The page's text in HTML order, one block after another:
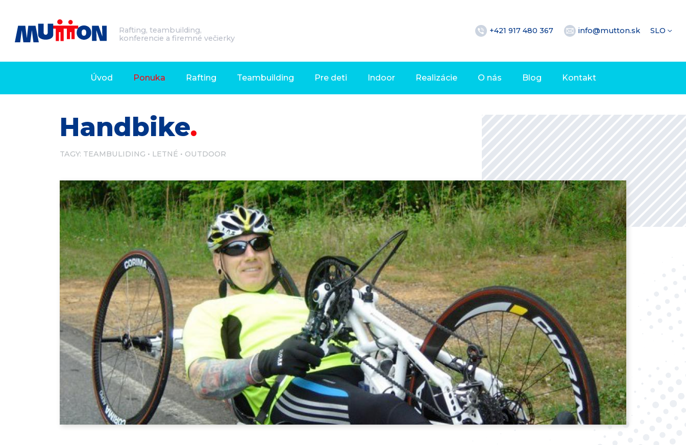
Rafting, teambuilding,
konferencie a firemné večierky
+421 917 480 367 info@mutton.sk SLO
Úvod Ponuka Rafting Teambuilding Pre deti Indoor Realizácie O nás Blog Kontakt
Handbike
TAGY: TEAMBULIDING LETNÉ OUTDOOR